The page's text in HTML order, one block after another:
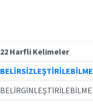
22 Harfli Kelimeler
BELİRSİZLEŞTİRİLEBİLME
BELİRGİNLEŞTİRİLEBİLME